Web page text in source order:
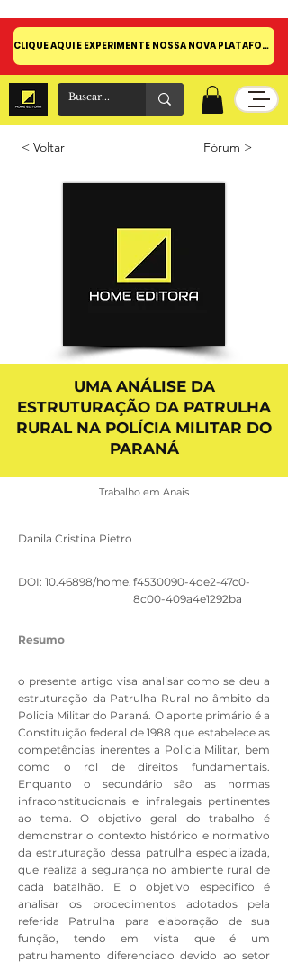
CLIQUE AQUI E EXPERIMENTE NOSSA NOVA PLATAFORMA!
< Voltar Fórum >
UMA ANÁLISE DA
ESTRUTURAÇÃO DA PATRULHA
RURAL NA POLÍCIA MILITAR DO
PARANÁ
Trabalho em Anais
Danila Cristina Pietro
DOI: 10.46898/home. f4530090-4de2-47c0-
8c00-409a4e1292ba
Resumo
o presente artigo visa analisar como se deu a
estruturação da Patrulha Rural no âmbito da
Policia Militar do Paraná. O aporte primário é a
Constituição federal de 1988 que estabelece as
competências inerentes a Policia Militar, bem
como o rol de direitos fundamentais.
Enquanto o secundário são as normas
infraconstitucionais e infralegais pertinentes
ao tema. O objetivo geral do trabalho é
demonstrar o contexto histórico e normativo
da estruturação dessa patrulha especializada,
que realiza a segurança no ambiente rural de
cada batalhão. E o objetivo especifico é
analisar os procedimentos adotados pela
referida Patrulha para elaboração de sua
função, tendo em vista que é um
patrulhamento diferenciado devido ao setor